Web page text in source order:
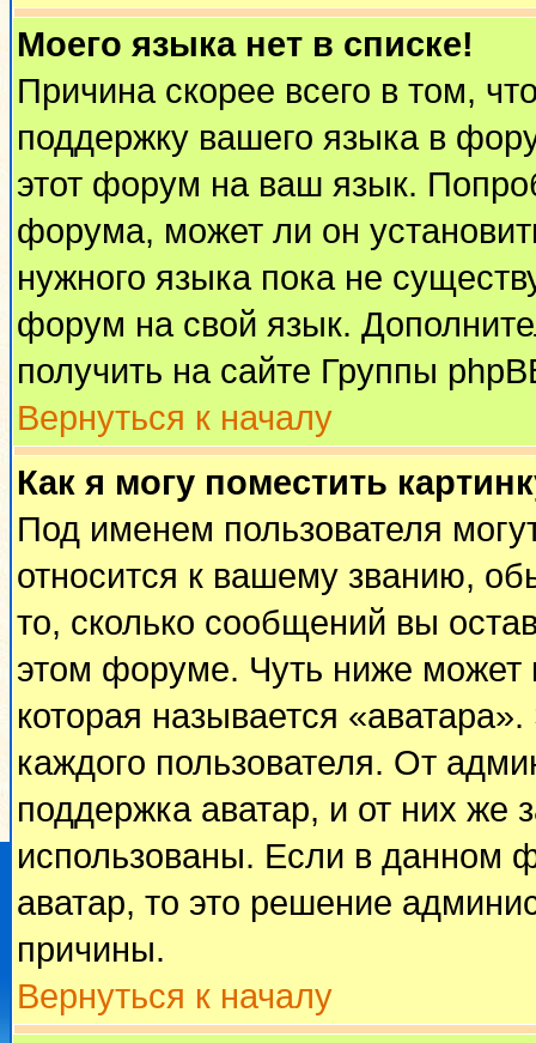
Моего языка нет в списке!
Причина скорее всего в том,
поддержку вашего языка в
этот форум на ваш язык.
форума, может ли он
нужного языка пока не
форум на свой язык.
получить на сайте Группы
Вернуться к началу
Как я могу поместить
Под именем пользователя
относится к вашему званию,
то, сколько сообщений вы
этом форуме. Чуть ниже может
которая называется
каждого пользователя. От
поддержка аватар, и от них же
использованы. Если в данном
аватар, то это решение
причины.
Вернуться к началу